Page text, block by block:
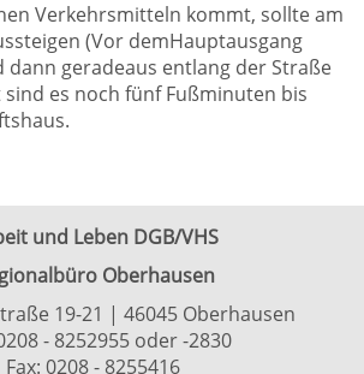
Verkehrsmitteln kommt, sollte am
(Vor demHauptausgang
dann geradeaus entlang der Straße
es noch fünf Fußminuten bis
und Leben DGB/VHS
Oberhausen
19-21 | 46045 Oberhausen
- 8252955oder-2830
Fax: 0208 - 8255416